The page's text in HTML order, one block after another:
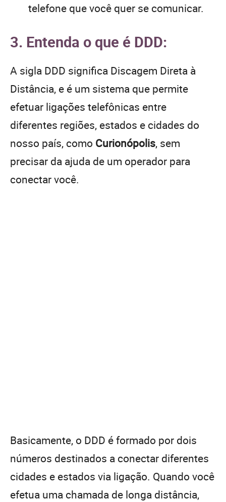
telefone que você quer se comunicar.
3. Entenda o que é DDD:
A sigla DDD significa Discagem Direta à
Distância, e é um sistema que permite
efetuar ligações telefônicas entre
diferentes regiões, estados e cidades do
nosso país, como Curionópolis, sem
precisar da ajuda de um operador para
conectar você.
Basicamente, o DDD é formado por dois
números destinados a conectar diferentes
cidades e estados via ligação. Quando você
efetua uma chamada de longa distância,